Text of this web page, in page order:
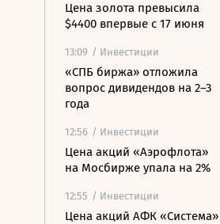
Цена золота превысила
$4400 впервые с 17 июня
13:09 / Инвестиции
«СПБ биржа» отложила
вопрос дивидендов на 2–3
года
12:56 / Инвестиции
Цена акций «Аэрофлота»
на Мосбирже упала на 2%
12:55 / Инвестиции
Цена акций АФК «Система»